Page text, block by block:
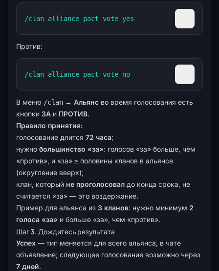
/clan alliance pact vote yes
Против:
/clan alliance pact vote no
В меню /clan → Альянс во время голосования есть
кнопки ЗА и ПРОТИВ.
Правило принятия:
голосование длится 72 часа;
нужно большинство «за»: голосов «за» больше, чем
«против», и «за» ≥ половины кланов в альянсе
(округление вверх);
клан, который не проголосовал до конца срока, не
считается «за» — это воздержание.
Пример для альянса из 3 кланов: нужно минимум 2
голоса «за» и больше «за», чем «против».
Шаг 3. Дождитесь результата
Успех — тип меняется для всего альянса, в чате
объявление; следующее голосование возможно через
7 дней.